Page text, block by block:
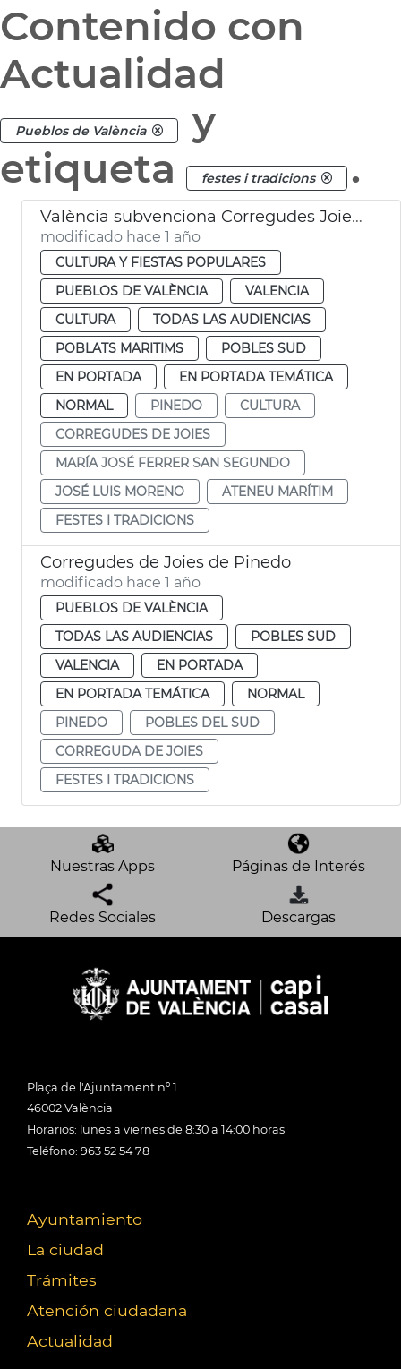
Contenido con
Actualidad
Pueblos de València
y
etiqueta
festes i tradicions .
València subvenciona Corregudes Joies de Pinedo
modificado hace 1 año
CULTURA Y FIESTAS POPULARES
PUEBLOS DE VALÈNCIA
VALENCIA
CULTURA
TODAS LAS AUDIENCIAS
POBLATS MARITIMS
POBLES SUD
EN PORTADA
EN PORTADA TEMÁTICA
NORMAL
PINEDO
CULTURA
CORREGUDES DE JOIES
MARÍA JOSÉ FERRER SAN SEGUNDO
JOSÉ LUIS MORENO
ATENEU MARÍTIM
FESTES I TRADICIONS
Corregudes de Joies de Pinedo
modificado hace 1 año
PUEBLOS DE VALÈNCIA
TODAS LAS AUDIENCIAS
POBLES SUD
VALENCIA
EN PORTADA
EN PORTADA TEMÁTICA
NORMAL
PINEDO
POBLES DEL SUD
CORREGUDA DE JOIES
FESTES I TRADICIONS
Nuestras Apps Páginas de Interés
Redes Sociales Descargas
Plaça de l'Ajuntament nº 1
46002 València
Horarios: lunes a viernes de 8:30 a 14:00 horas
Teléfono: 963 52 54 78
Ayuntamiento
La ciudad
Trámites
Atención ciudadana
Actualidad